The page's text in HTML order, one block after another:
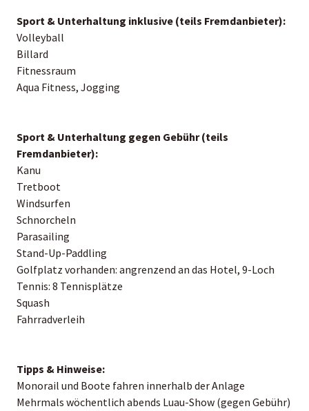
Sport & Unterhaltung inklusive (teils Fremdanbieter):
Volleyball
Billard
Fitnessraum
Aqua Fitness, Jogging
Sport & Unterhaltung gegen Gebühr (teils
Fremdanbieter):
Kanu
Tretboot
Windsurfen
Schnorcheln
Parasailing
Stand-Up-Paddling
Golfplatz vorhanden: angrenzend an das Hotel, 9-Loch
Tennis: 8 Tennisplätze
Squash
Fahrradverleih
Tipps & Hinweise:
Monorail und Boote fahren innerhalb der Anlage
Mehrmals wöchentlich abends Luau-Show (gegen Gebühr)